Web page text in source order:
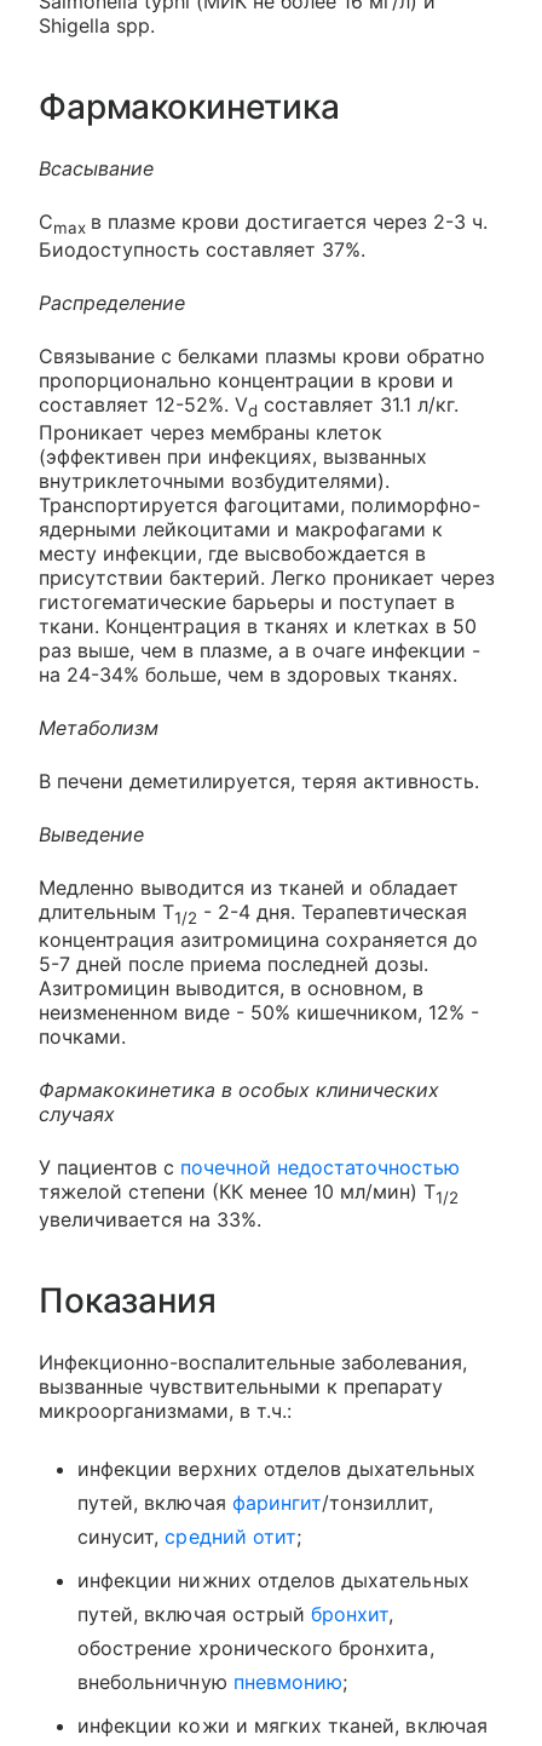
Shigella spp.
Фармакокинетика
Всасывание
Cmax в плазме крови достигается через 2-3 ч.
Биодоступность составляет 37%.
Распределение
Связывание с белками плазмы крови обратно
пропорционально концентрации в крови и
составляет 12-52%. Vd составляет 31.1 л/кг.
Проникает через мембраны клеток
(эффективен при инфекциях, вызванных
внутриклеточными возбудителями).
Транспортируется фагоцитами, полиморфно-
ядерными лейкоцитами и макрофагами к
месту инфекции, где высвобождается в
присутствии бактерий. Легко проникает через
гистогематические барьеры и поступает в
ткани. Концентрация в тканях и клетках в 50
раз выше, чем в плазме, а в очаге инфекции -
на 24-34% больше, чем в здоровых тканях.
Метаболизм
В печени деметилируется, теряя активность.
Выведение
Медленно выводится из тканей и обладает
длительным T1/2 - 2-4 дня. Терапевтическая
концентрация азитромицина сохраняется до
5-7 дней после приема последней дозы.
Азитромицин выводится, в основном, в
неизмененном виде - 50% кишечником, 12% -
почками.
Фармакокинетика в особых клинических
случаях
У пациентов с почечной недостаточностью
тяжелой степени (КК менее 10 мл/мин) T1/2
увеличивается на 33%.
Показания
Инфекционно-воспалительные заболевания,
вызванные чувствительными к препарату
микроорганизмами, в т.ч.:
инфекции верхних отделов дыхательных
путей, включая фарингит/тонзиллит,
синусит,средний отит;
инфекции нижних отделов дыхательных
путей, включая острыйбронхит,
обострение хронического бронхита,
внебольничную пневмонию;
инфекции кожи и мягких тканей, включая